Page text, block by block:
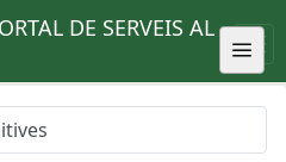
DE SERVEIS AL